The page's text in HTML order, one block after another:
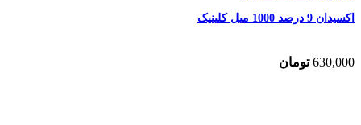
اکسیدان 9 درصد 1000 میل کلینیک
630,000 تومان